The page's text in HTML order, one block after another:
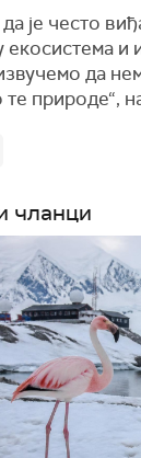
је често
екосистема и
да
те природе“,
чланци